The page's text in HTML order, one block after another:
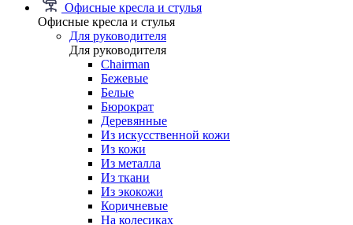
Офисные кресла и стулья
Офисные кресла и стулья
Для руководителя
Для руководителя
Chairman
Бежевые
Белые
Бюрократ
Деревянные
Из искусственной кожи
Из кожи
Из металла
Из ткани
Из экокожи
Коричневые
На колесиках